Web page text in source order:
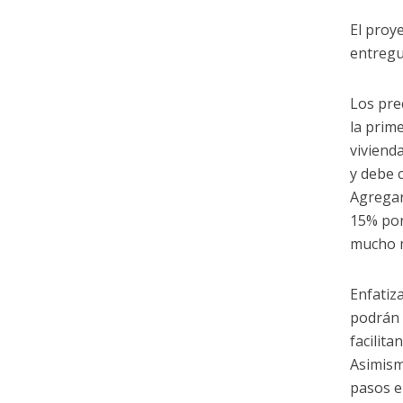
El
Los
la
y debe
15%
mucho
podrán
pasos